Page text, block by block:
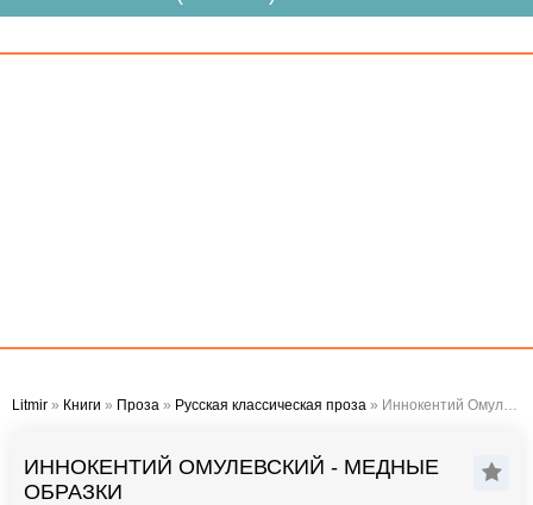
Litmir » Книги » Проза » Русская классическая проза » Иннокентий Омулевский - Медные образки
ИННОКЕНТИЙ ОМУЛЕВСКИЙ - МЕДНЫЕ
ОБРАЗКИ